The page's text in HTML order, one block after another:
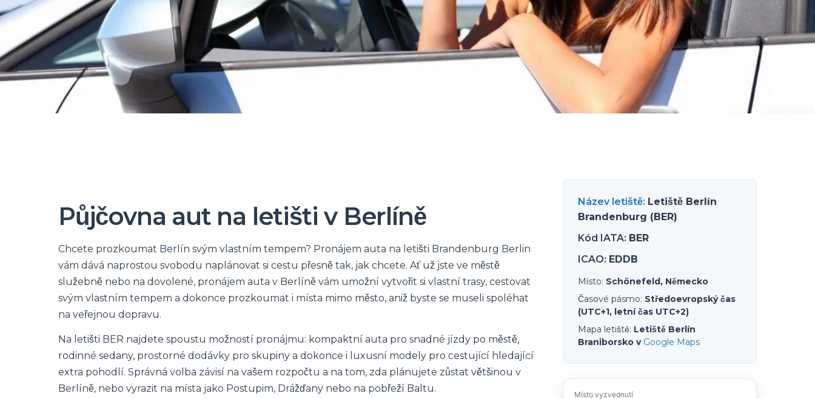
Půjčovna aut na letišti v Berlíně
Chcete prozkoumat Berlín svým vlastním tempem? Pronájem auta na letišti Brandenburg Berlin
vám dává naprostou svobodu naplánovat si cestu přesně tak, jak chcete. Ať už jste ve městě
služebně nebo na dovolené, pronájem auta v Berlíně vám umožní vytvořit si vlastní trasy, cestovat
svým vlastním tempem a dokonce prozkoumat i místa mimo město, aniž byste se museli spoléhat
na veřejnou dopravu.
Na letišti BER najdete spoustu možností pronájmu: kompaktní auta pro snadné jízdy po městě,
rodinné sedany, prostorné dodávky pro skupiny a dokonce i luxusní modely pro cestující hledající
extra pohodlí. Správná volba závisí na vašem rozpočtu a na tom, zda plánujete zůstat většinou v
Berlíně, nebo vyrazit na místa jako Postupim, Drážďany nebo na pobřeží Baltu.
Název letiště: Letiště Berlín
Brandenburg (BER)
Kód IATA: BER
ICAO: EDDB
Místo: Schönefeld, Německo
Časové pásmo: Středoevropský čas
(UTC+1, letní čas UTC+2)
Mapa letiště: Letiště Berlín
Braniborsko v Google Maps